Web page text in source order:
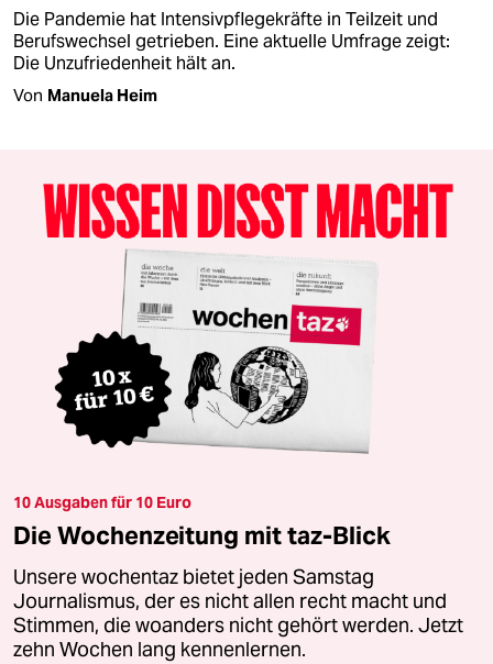
Die Pandemie hat Intensivpflegekräfte in Teilzeit und
Berufswechsel getrieben. Eine aktuelle Umfrage zeigt:
Die Unzufriedenheit hält an.
Von Manuela Heim
10 Ausgaben für 10 Euro
Die Wochenzeitung mit taz-Blick
Unsere wochentaz bietet jeden Samstag
Journalismus, der es nicht allen recht macht und
Stimmen, die woanders nicht gehört werden. Jetzt
zehn Wochen lang kennenlernen.